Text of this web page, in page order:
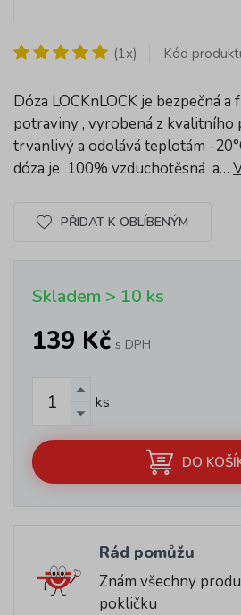
(1x) Kód
Dóza LOCKnLOCK je bezpečná
potraviny , vyrobená z kvalitního
trvanlivý a odolává teplotám -
dóza je 100% vzduchotěsná a…
PŘIDAT K OBLÍBENÝM
Skladem > 10 ks
139 Kč s DPH
ks
DO
Rád pomůžu
Znám všechny
pokličku